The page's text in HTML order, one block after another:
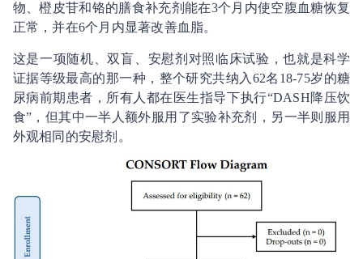
物、橙皮苷和铬的膳食补充剂能在3个月内使空腹血糖恢复
正常，并在6个月内显著改善血脂。
这是一项随机、双盲、安慰剂对照临床试验，也就是科学
证据等级最高的那一种，整个研究共纳入62名18-75岁的糖
尿病前期患者，所有人都在医生指导下执行“DASH降压饮
食”，但其中一半人额外服用了实验补充剂，另一半则服用
外观相同的安慰剂。